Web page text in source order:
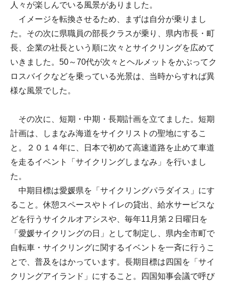
人々が楽しんでいる風景がありました。
イメージを転換させるため、まずは自分が乗りまし
た。その次に県職員の部長クラスが乗り、県内市長・町
長、企業の社長という順に次々とサイクリングを広めて
いきました。50～70代が次々とヘルメットをかぶってク
ロスバイクなどを乗っている光景は、当時からすれば異
様な風景でした。
その次に、短期・中期・長期計画を立てました。短期
計画は、しまなみ海道をサイクリストの聖地にするこ
と。２０１４年に、日本で初めて高速道路を止めて車道
を走るイベント「サイクリングしまなみ」を行いまし
た。
中期目標は愛媛県を「サイクリングパラダイス」にす
ること。休憩スペースやトイレの貸出、給水サービスな
どを行うサイクルオアシスや、毎年11月第２日曜日を
「愛媛サイクリングの日」として制定し、県内全市町で
自転車・サイクリングに関するイベントを一斉に行うこ
とで、普及をはかっています。長期目標は四国を「サイ
クリングアイランド」にすること。四国知事会議で呼び